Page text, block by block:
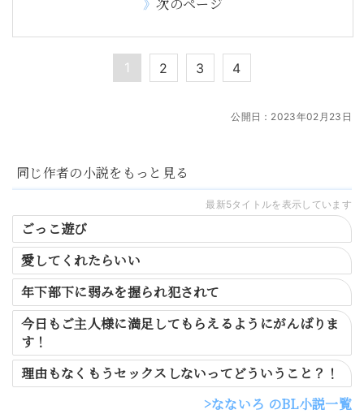
1 2 3 4
公開日： 2023年02月23日
同じ作者の小説をもっと見る
最新5タイトルを表示しています
ごっこ遊び
愛してくれたらいい
年下部下に弱みを握られ犯されて
今日もご主人様に満足してもらえるようにがんばりま
す！
理由もなくもうセックスしないってどういうこと？！
なないろ のBL小説一覧